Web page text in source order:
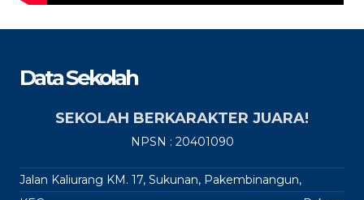
Data Sekolah
SEKOLAH BERKARAKTER JUARA!
NPSN : 20401090
Jalan Kaliurang KM. 17, Sukunan, Pakembinangun,